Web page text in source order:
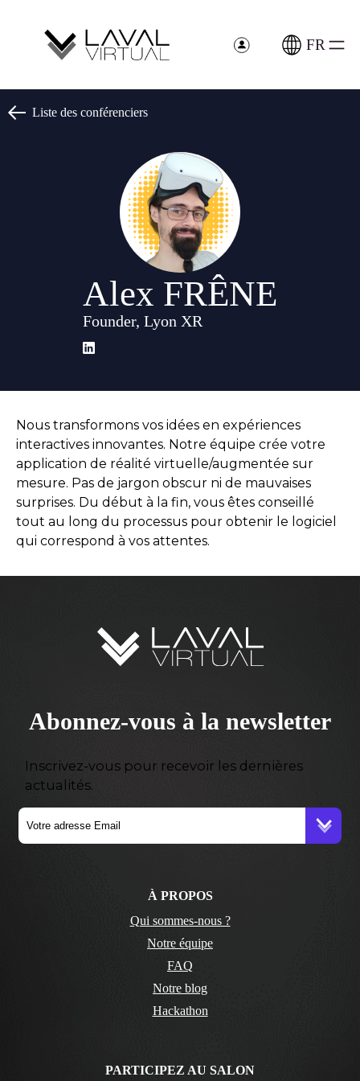
FR
Liste des conférenciers
Alex FRÊNE
Founder, Lyon XR
Nous transformons vos idées en expériences
interactives innovantes. Notre équipe crée votre
application de réalité virtuelle/augmentée sur
mesure. Pas de jargon obscur ni de mauvaises
surprises. Du début à la fin, vous êtes conseillé
tout au long du processus pour obtenir le logiciel
qui correspond à vos attentes.
Abonnez-vous à la newsletter
Inscrivez-vous pour recevoir les dernières
actualités.
À PROPOS
Qui sommes-nous ?
Notre équipe
FAQ
Notre blog
Hackathon
PARTICIPEZ AU SALON